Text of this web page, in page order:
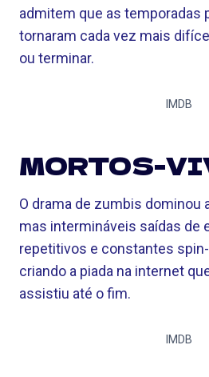
admitem que as temporadas
tornaram cada vez mais
ou terminar.
IMDB
MORTOS-
O drama de zumbis dominou
mas intermináveis ​​​​saídas de
repetitivos e constantes
criando a piada na internet
assistiu até o fim.
IMDB